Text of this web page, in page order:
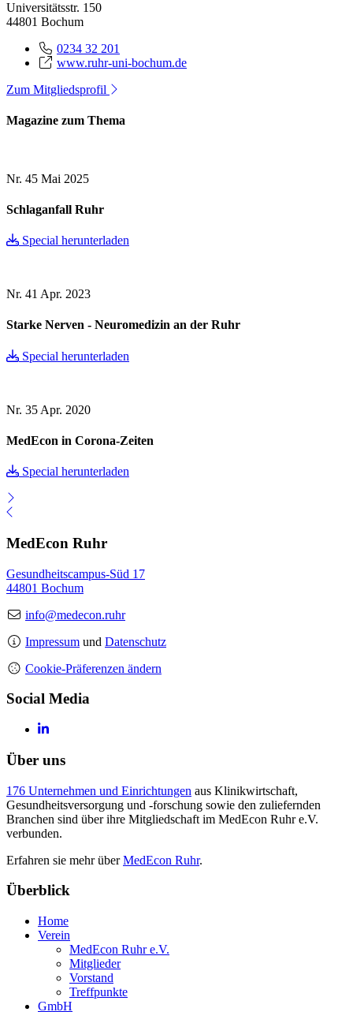
Universitätsstr. 150
44801 Bochum
0234 32 201
www.ruhr-uni-bochum.de
Zum Mitgliedsprofil
Magazine zum Thema
Nr. 45 Mai 2025
Schlaganfall Ruhr
Special herunterladen
Nr. 41 Apr. 2023
Starke Nerven - Neuromedizin an der Ruhr
Special herunterladen
Nr. 35 Apr. 2020
MedEcon in Corona-Zeiten
Special herunterladen
MedEcon Ruhr
Gesundheitscampus-Süd 17
44801 Bochum
info@medecon.ruhr
Impressum und Datenschutz
Cookie-Präferenzen ändern
Social Media
Über uns
176 Unternehmen und Einrichtungen aus Klinikwirtschaft,
Gesundheitsversorgung und -forschung sowie den zuliefernden
Branchen sind über ihre Mitgliedschaft im MedEcon Ruhr e.V.
verbunden.
Erfahren sie mehr überMedEcon Ruhr.
Überblick
Home
Verein
MedEcon Ruhr e.V.
Mitglieder
Vorstand
Treffpunkte
GmbH